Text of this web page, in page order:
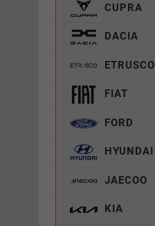
CUPRA
DACIA
ETRUSCO
FIAT
FORD
HYUNDAI
JAECOO
KIA